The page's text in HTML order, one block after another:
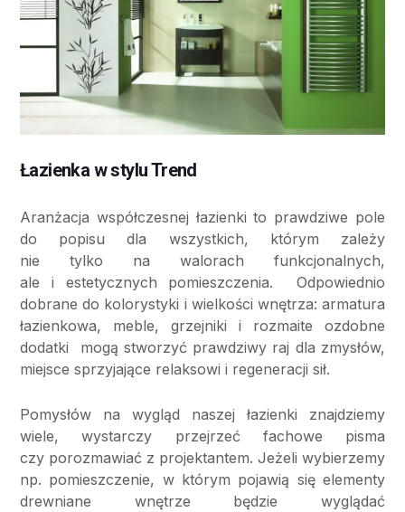
Łazienka w stylu Trend
Aranżacja współczesnej łazienki to prawdziwe pole
do popisu dla wszystkich, którym zależy
nie tylko na walorach funkcjonalnych,
ale i estetycznych pomieszczenia. Odpowiednio
dobrane do kolorystyki i wielkości wnętrza: armatura
łazienkowa, meble, grzejniki i rozmaite ozdobne
dodatki mogą stworzyć prawdziwy raj dla zmysłów,
miejsce sprzyjające relaksowi i regeneracji sił.
Pomysłów na wygląd naszej łazienki znajdziemy
wiele, wystarczy przejrzeć fachowe pisma
czy porozmawiać z projektantem. Jeżeli wybierzemy
np. pomieszczenie, w którym pojawią się elementy
drewniane wnętrze będzie wyglądać